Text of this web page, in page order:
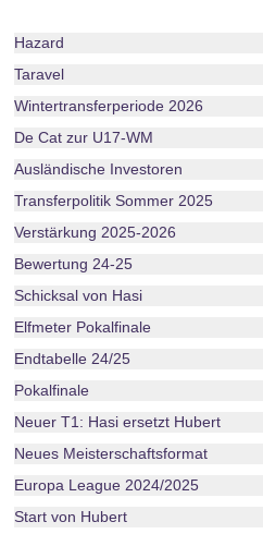
Hazard
Taravel
Wintertransferperiode 2026
De Cat zur U17-WM
Ausländische Investoren
Transferpolitik Sommer 2025
Verstärkung 2025-2026
Bewertung 24-25
Schicksal von Hasi
Elfmeter Pokalfinale
Endtabelle 24/25
Pokalfinale
Neuer T1: Hasi ersetzt Hubert
Neues Meisterschaftsformat
Europa League 2024/2025
Start von Hubert